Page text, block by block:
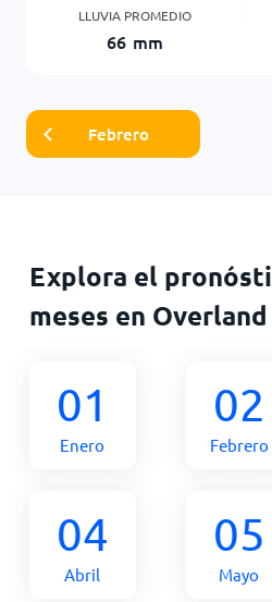
LLUVIA PROMEDIO
66 mm
Febrero
Explora el
meses en
01
Enero
02
Febrero
04
Abril
05
Mayo